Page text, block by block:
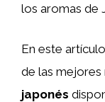
los aromas de
En este
de las mejores
japonés